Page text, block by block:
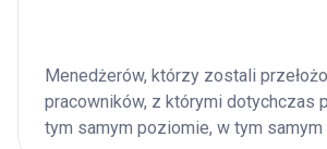
Menedżerów, którzy zostali
pracowników, z którymi dotychczas
tym samym poziomie, w tym